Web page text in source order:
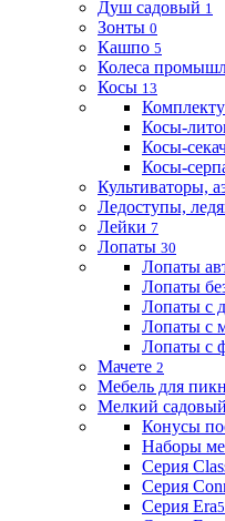
Душ садовый 1
Зонты 0
Кашпо 5
Колеса
Косы 13
Косы-
Косы-
Косы-
Культиваторы,
Ледоступы,
Лейки 7
Лопаты 30
Лопаты
Лопаты
Лопаты с
Лопаты с
Лопаты с
Мачете 2
Мебель для
Мелкий
Конусы
Наборы
Серия
Серия
Серия Era5